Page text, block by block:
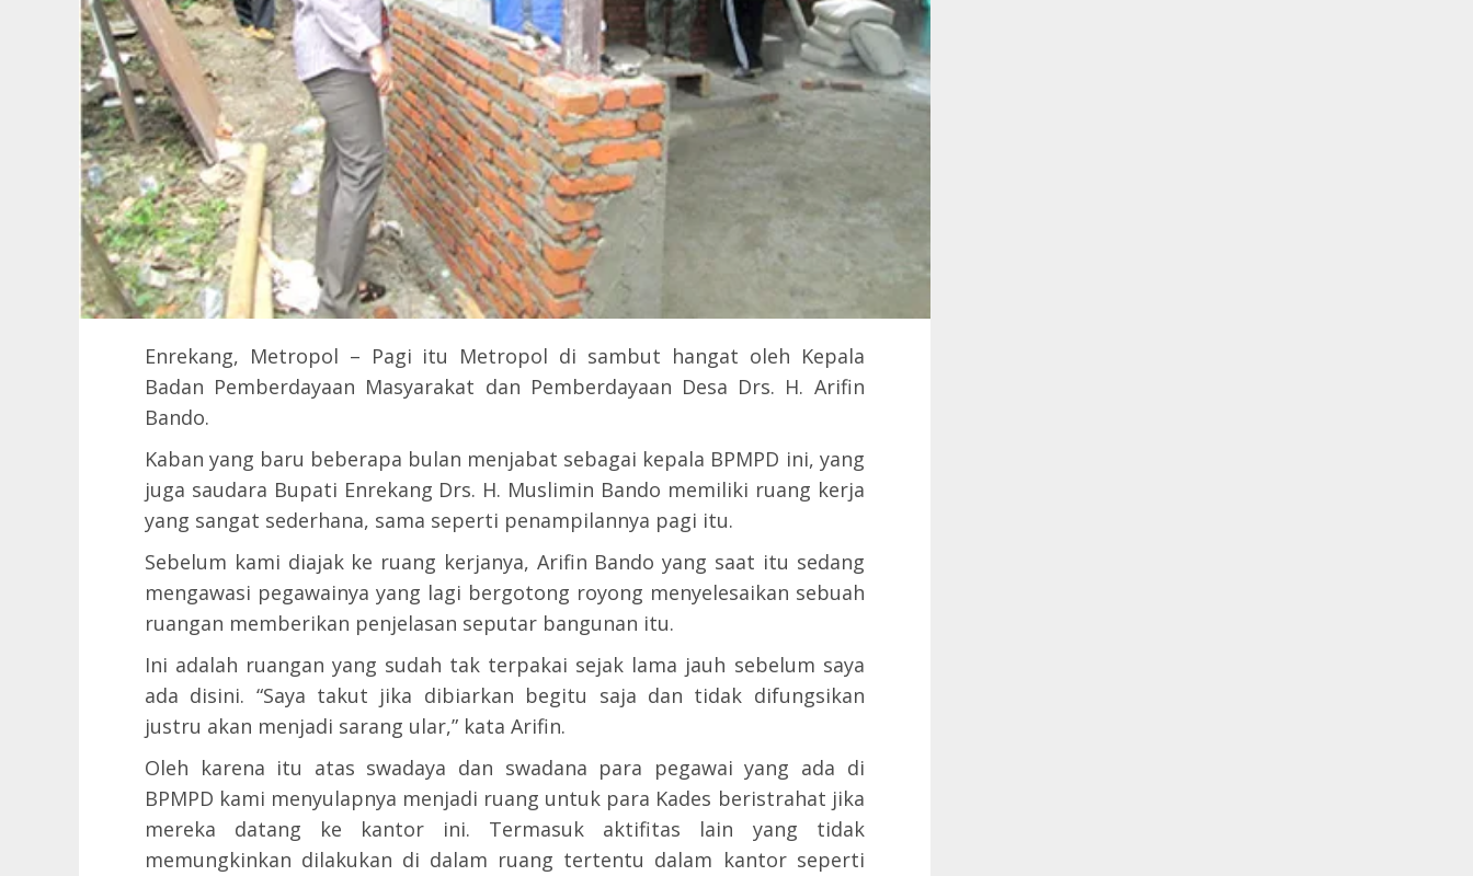
Enrekang, Metropol – Pagi itu Metropol di sambut hangat oleh Kepala
Badan Pemberdayaan Masyarakat dan Pemberdayaan Desa Drs. H. Arifin
Bando.
Kaban yang baru beberapa bulan menjabat sebagai kepala BPMPD ini, yang
juga saudara Bupati Enrekang Drs. H. Muslimin Bando memiliki ruang kerja
yang sangat sederhana, sama seperti penampilannya pagi itu.
Sebelum kami diajak ke ruang kerjanya, Arifin Bando yang saat itu sedang
mengawasi pegawainya yang lagi bergotong royong menyelesaikan sebuah
ruangan memberikan penjelasan seputar bangunan itu.
Ini adalah ruangan yang sudah tak terpakai sejak lama jauh sebelum saya
ada disini. “Saya takut jika dibiarkan begitu saja dan tidak difungsikan
justru akan menjadi sarang ular,” kata Arifin.
Oleh karena itu atas swadaya dan swadana para pegawai yang ada di
BPMPD kami menyulapnya menjadi ruang untuk para Kades beristrahat jika
mereka datang ke kantor ini. Termasuk aktifitas lain yang tidak
memungkinkan dilakukan di dalam ruang tertentu dalam kantor seperti